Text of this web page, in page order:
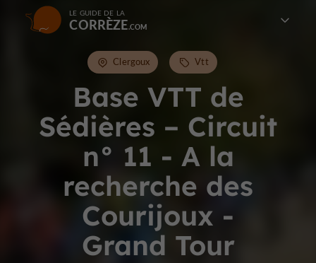
LE GUIDE DE LA
CORRÈZE
Base VTT de
Sédières – Circuit
n° 11 - A la
recherche des
Courijoux -
Grand Tour
Clergoux Vtt